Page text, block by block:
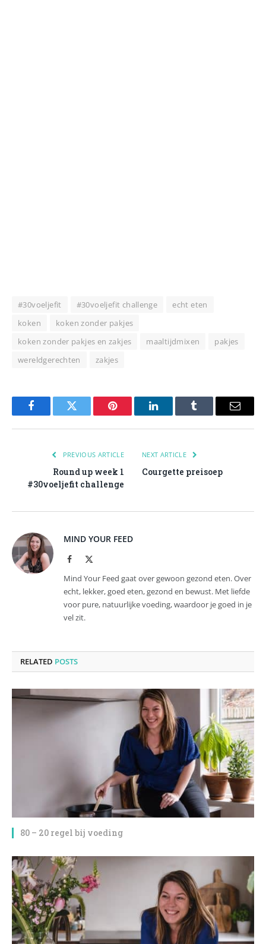
#30voeljefit #30voeljefit challenge
echt eten
koken
koken zonder pakjes
koken zonder pakjes en zakjes
maaltijdmixen
pakjes
wereldgerechten
zakjes
FacebookTwitter Pinterest LinkedInTumblr Email
PREVIOUS ARTICLE
Round up week 1
#30voeljefit challenge
NEXT ARTICLE
Courgette preisoep
MIND YOUR FEED
Facebook
Mind Your Feed gaat over gewoon gezond eten. Over
echt, lekker, goed eten, gezond en bewust. Met liefde
voor pure, natuurlijke voeding, waardoor je goed in je
vel zit.
RELATED POSTS
80 – 20 regel bij voeding